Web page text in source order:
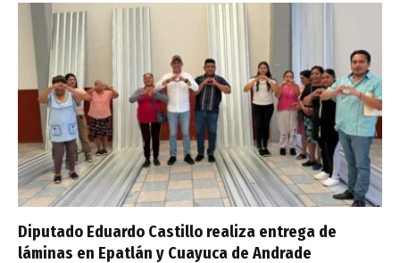
Diputado Eduardo Castillo realiza entrega de
láminas en Epatlán y Cuayuca de Andrade